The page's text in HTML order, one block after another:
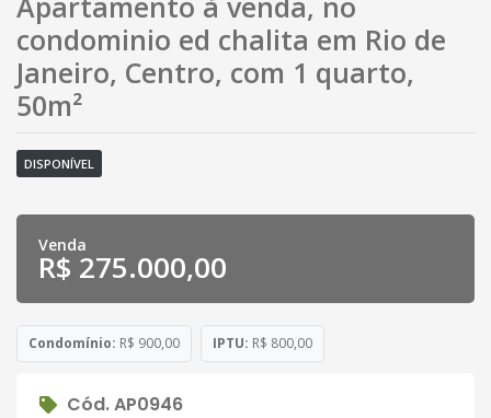
condominio ed chalita em Rio de
Janeiro, Centro, com 1 quarto,
50m²
DISPONÍVEL
Venda
R$ 275.000,00
Condomínio: R$ 900,00 IPTU: R$ 800,00
Cód. AP0946